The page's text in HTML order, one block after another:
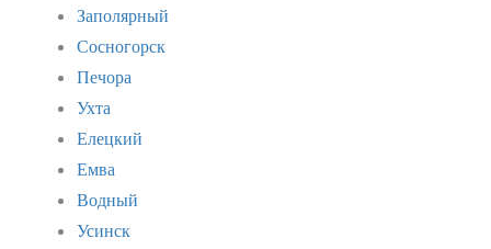
Заполярный
Сосногорск
Печора
Ухта
Елецкий
Емва
Водный
Усинск